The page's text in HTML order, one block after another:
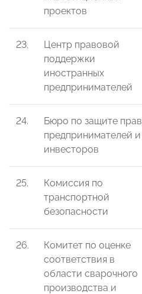
проектов
23.
Центр правовой
поддержки
иностранных
предпринимателей
24.
Бюро по защите прав
предпринимателей и
инвесторов
25.
Комиссия по
транспортной
безопасности
26.
Комитет по оценке
соответствия в
области сварочного
производства и